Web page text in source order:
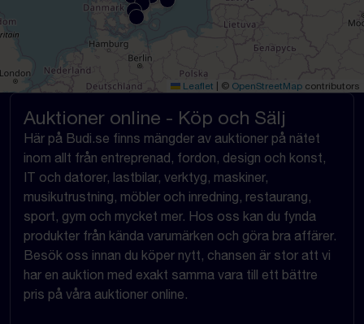
Leaflet | © OpenStreetMap contributors
Auktioner online - Köp och Sälj
Här på Budi.se finns mängder av auktioner på nätet
inom allt från entreprenad, fordon, design och konst,
IT och datorer, lastbilar, verktyg, maskiner,
musikutrustning, möbler och inredning, restaurang,
sport, gym och mycket mer. Hos oss kan du fynda
produkter från kända varumärken och göra bra affärer.
Besök oss innan du köper nytt, chansen är stor att vi
har en auktion med exakt samma vara till ett bättre
pris på våra auktioner online.